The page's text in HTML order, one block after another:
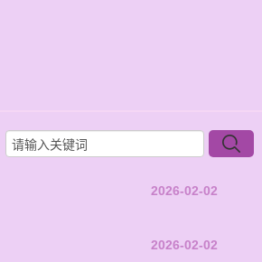
2026-02-02
2026-02-02